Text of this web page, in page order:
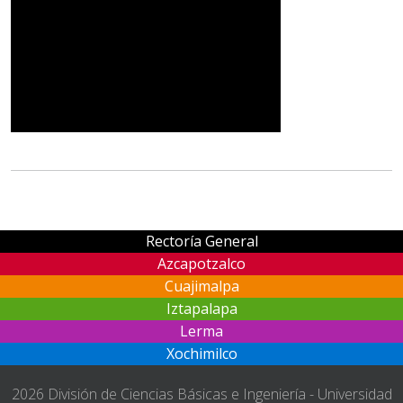
Rectoría General
Azcapotzalco
Cuajimalpa
Iztapalapa
Lerma
Xochimilco
2026 División de Ciencias Básicas e Ingeniería - Universidad